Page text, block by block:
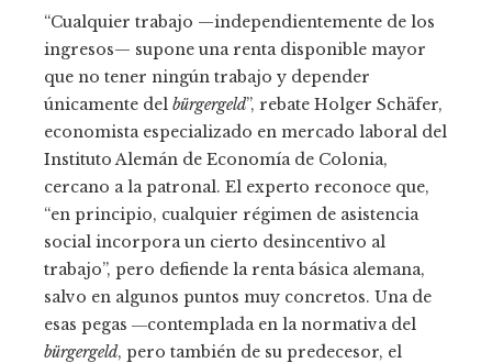
“Cualquier trabajo —independientemente de los
ingresos— supone una renta disponible mayor
que no tener ningún trabajo y depender
únicamente del bürgergeld”, rebate Holger Schäfer,
economista especializado en mercado laboral del
Instituto Alemán de Economía de Colonia,
cercano a la patronal. El experto reconoce que,
“en principio, cualquier régimen de asistencia
social incorpora un cierto desincentivo al
trabajo”, pero defiende la renta básica alemana,
salvo en algunos puntos muy concretos. Una de
esas pegas ―contemplada en la normativa del
bürgergeld, pero también de su predecesor, el